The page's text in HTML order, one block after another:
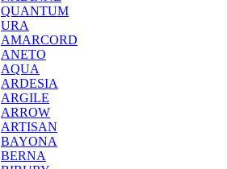
QUANTUM
URA
AMARCORD
ANETO
AQUA
ARDESIA
ARGILE
ARROW
ARTISAN
BAYONA
BERNA